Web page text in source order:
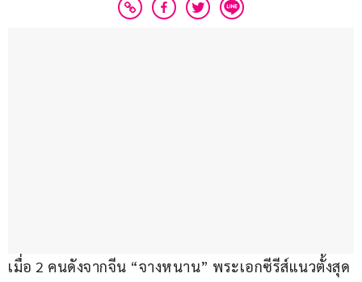
เมื่อ 2 คนดังจากจีน “จางหนาน” พระเอกซีรีส์แนวตั้งสุด